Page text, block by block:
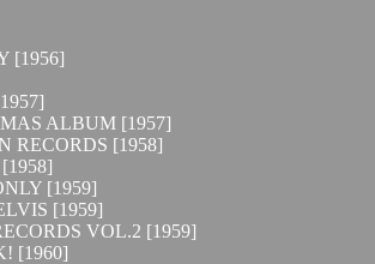
[1956]
ALBUM [1957]
RECORDS [1958]
[1959]
[1959]
VOL.2 [1959]
[1960]